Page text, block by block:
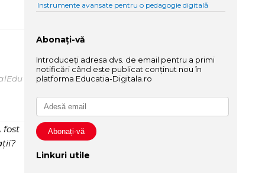
fost
Instrumente avansate pentru o pedagogie digitală
Abonați-vă
Introduceți adresa dvs. de email pentru a primi
notificări când este publicat conținut nou în
platforma Educatia-Digitala.ro
Linkuri utile